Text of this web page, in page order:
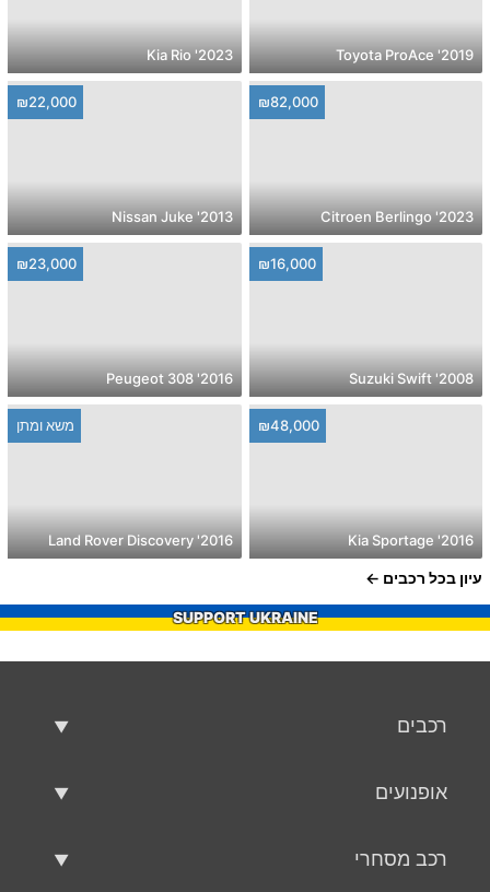
2019' Toyota ProAce
2023' Kia Rio
₪82,000
2023' Citroen Berlingo
₪22,000
2013' Nissan Juke
₪16,000
2008' Suzuki Swift
₪23,000
2016' Peugeot 308
₪48,000
2016' Kia Sportage
משא ומתן
2016' Land Rover Discovery
עיון בכל רכבים
SUPPORT UKRAINE
רכבים
אופנועים
רכב מסחרי